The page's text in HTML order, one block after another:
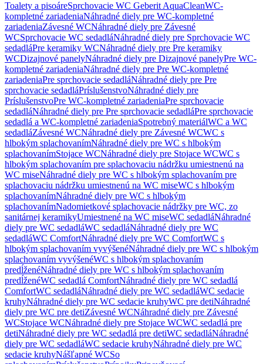
Toalety a pisoáreSprchovacie WC Geberit AquaCleanWC-
kompletné zariadeniaNáhradné diely pre WC-kompletné
zariadeniaZávesné WCNáhradné diely pre Závesné
WCSprchovacie WC sedadláNáhradné diely pre Sprchovacie WC
sedadláPre keramiky WCNáhradné diely pre Pre keramiky
WCDizajnové panelyNáhradné diely pre Dizajnové panelyPre WC-
kompletné zariadeniaNáhradné diely pre Pre WC-kompletné
zariadeniaPre sprchovacie sedadláNáhradné diely pre Pre
sprchovacie sedadláPríslušenstvoNáhradné diely pre
PríslušenstvoPre WC-kompletné zariadeniaPre sprchovacie
sedadláNáhradné diely pre Pre sprchovacie sedadláPre sprchovacie
sedadlá a WC-kompletné zariadeniaSpotrebný materiálWC a WC
sedadláZávesné WCNáhradné diely pre Závesné WCWC s
hlbokým splachovanímNáhradné diely pre WC s hlbokým
splachovanímStojace WCNáhradné diely pre Stojace WCWC s
hlbokým splachovaním pre splachovaciu nádržku umiestnenú na
WC miseNáhradné diely pre WC s hlbokým splachovaním pre
splachovaciu nádržku umiestnenú na WC miseWC s hlbokým
splachovanímNáhradné diely pre WC s hlbokým
splachovanímNadomietkové splachovacie nádržky pre WC, zo
sanitárnej keramikyUmiestnené na WC miseWC sedadláNáhradné
diely pre WC sedadláWC sedadláNáhradné diely pre WC
sedadláWC ComfortNáhradné diely pre WC ComfortWC s
hlbokým splachovaním vyvýšenéNáhradné diely pre WC s hlbokým
splachovaním vyvýšenéWC s hlbokým splachovaním
predĺženéNáhradné diely pre WC s hlbokým splachovaním
predĺženéWC sedadlá ComfortNáhradné diely pre WC sedadlá
ComfortWC sedadláNáhradné diely pre WC sedadláWC sedacie
kruhyNáhradné diely pre WC sedacie kruhyWC pre detiNáhradné
diely pre WC pre detiZávesné WCNáhradné diely pre Závesné
WCStojace WCNáhradné diely pre Stojace WCWC sedadlá pre
detiNáhradné diely pre WC sedadlá pre detiWC sedadláNáhradné
diely pre WC sedadláWC sedacie kruhyNáhradné diely pre WC
sedacie kruhyNášľapné WCSo